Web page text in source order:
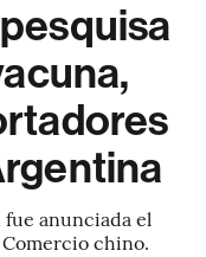
anunciada el
chino.